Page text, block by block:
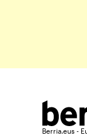
Berria.eus -